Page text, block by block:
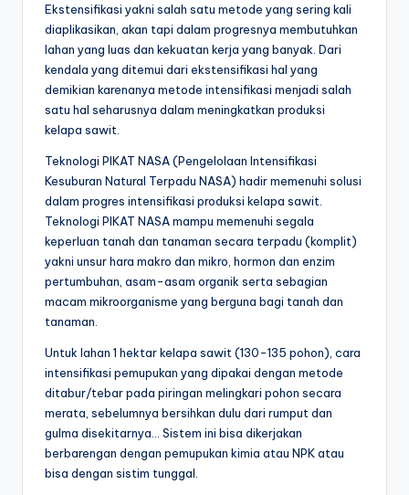
Ekstensifikasi yakni salah satu metode yang sering kali
diaplikasikan, akan tapi dalam progresnya membutuhkan
lahan yang luas dan kekuatan kerja yang banyak. Dari
kendala yang ditemui dari ekstensifikasi hal yang
demikian karenanya metode intensifikasi menjadi salah
satu hal seharusnya dalam meningkatkan produksi
kelapa sawit.
Teknologi PIKAT NASA (Pengelolaan Intensifikasi
Kesuburan Natural Terpadu NASA) hadir memenuhi solusi
dalam progres intensifikasi produksi kelapa sawit.
Teknologi PIKAT NASA mampu memenuhi segala
keperluan tanah dan tanaman secara terpadu (komplit)
yakni unsur hara makro dan mikro, hormon dan enzim
pertumbuhan, asam-asam organik serta sebagian
macam mikroorganisme yang berguna bagi tanah dan
tanaman.
Untuk lahan 1 hektar kelapa sawit (130-135 pohon), cara
intensifikasi pemupukan yang dipakai dengan metode
ditabur/tebar pada piringan melingkari pohon secara
merata, sebelumnya bersihkan dulu dari rumput dan
gulma disekitarnya… Sistem ini bisa dikerjakan
berbarengan dengan pemupukan kimia atau NPK atau
bisa dengan sistim tunggal.